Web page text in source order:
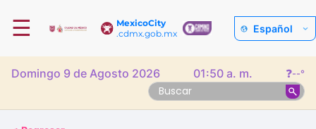
MexicoCity
.cdmx.gob.mx
☰ Español
Domingo 9 de Agosto 2026 01:50 a. m. ❓--°